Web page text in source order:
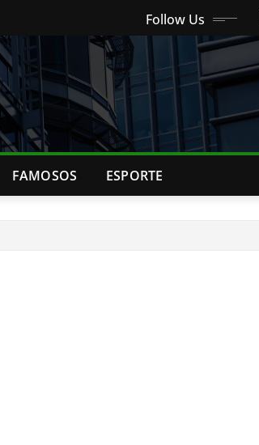
Follow Us
FAMOSOS ESPORTE